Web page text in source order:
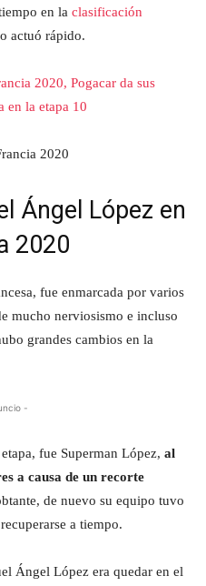
en la clasificación
actuó rápido.
2020, Pogacar da sus
en la etapa 10
Ángel López en
2020
fue enmarcada por varios
mucho nerviosismo e incluso
grandes cambios en la
-
fue Superman López, al
a causa de un recorte
de nuevo su equipo tuvo
a tiempo.
Ángel López era quedar en el